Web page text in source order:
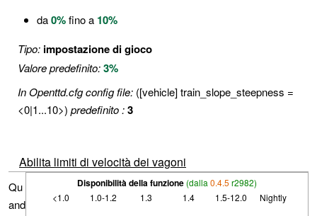
da0%fino a 10%
Tipo: impostazione di gioco
Valore predefinito:3%
In Openttd.cfg config file: ([vehicle] train_slope_steepness =
<0|1...10>) predefinito :3
Abilita limiti di velocità dei vagoni
Disponibilità della funzione (dalla 0.4.5 r2982)
<1.0
1.0-1.2 1.3 1.4 1.5-12.0 Nightly
Qu
and